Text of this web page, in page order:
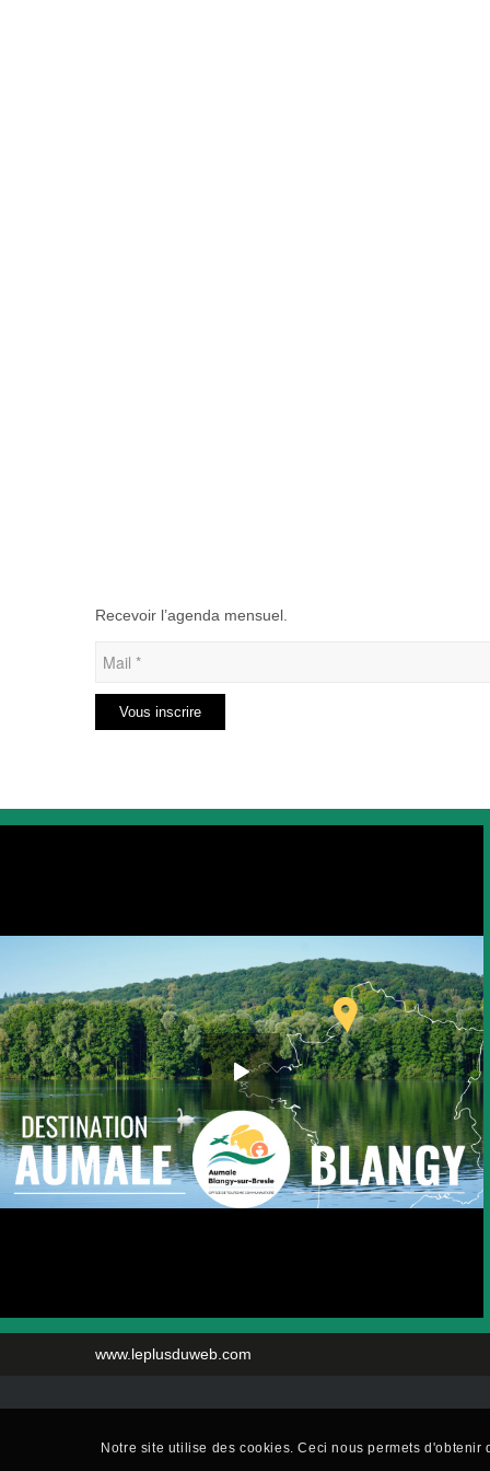
Recevoir l’agenda mensuel.
www.leplusduweb.com
Notre site utilise des cookies. Ceci nous permets